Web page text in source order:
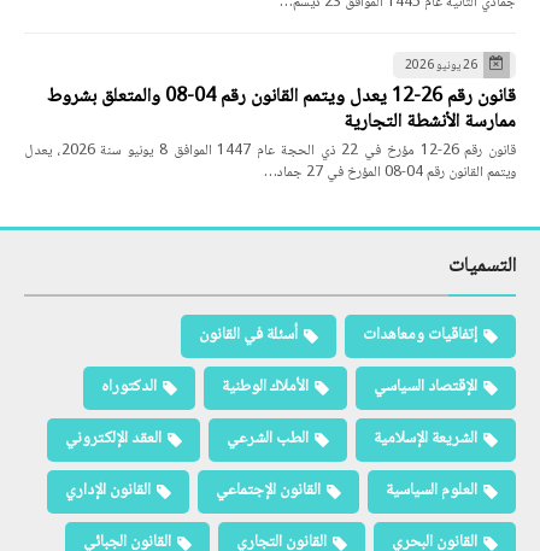
26 يونيو 2026
قانون رقم 26-12 يعدل ويتمم القانون رقم 04-08 والمتعلق بشروط
ممارسة الأنشطة التجارية
قانون رقم 26-12 مؤرخ في 22 ذي الحجة عام 1447 الموافق 8 يونيو سنة 2026، يعدل
ويتمم القانون رقم 04-08 المؤرخ في 27 جماد…
التسميات
إتفاقيات ومعاهدات
أسئلة في القانون
الإقتصاد السياسي
الأملاك الوطنية
الدكتوراه
الشريعة الإسلامية
الطب الشرعي
العقد الإلكتروني
العلوم السياسية
القانون الإجتماعي
القانون الإداري
القانون البحري
القانون التجاري
القانون الجبائي